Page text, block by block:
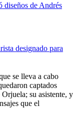
de Andrés
designado para
se lleva a cabo
captados
su asistente, y
que el